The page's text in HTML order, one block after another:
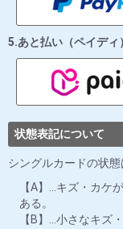
5.あと払い（ペイディ）
状態表記について
シングルカードの状
【A】…キズ・カケ
ある。
【B】…小さなキズ